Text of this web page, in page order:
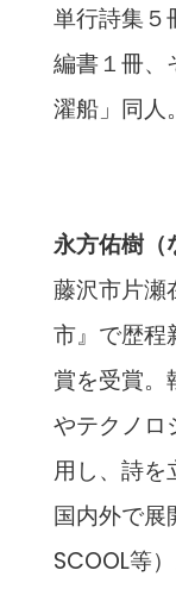
単行詩集５
編書１冊、
濯船」同人。
永方佑樹（
藤沢市片瀬
市』で歴程
賞を受賞。
やテクノロ
用し、詩を
国内外で展
SCOOL等